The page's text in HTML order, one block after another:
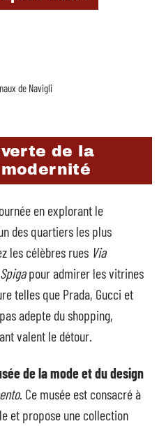
de Navigli
de la
en explorant le
des quartiers les plus
les célèbres rues Via
pour admirer les vitrines
telles que Prada, Gucci et
adepte du shopping,
valent le détour.
de la mode et du design
. Ce musée est consacré à
et propose une collection